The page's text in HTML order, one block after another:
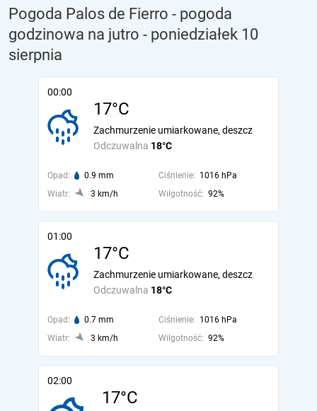
Pogoda Palos de Fierro - pogoda
godzinowa na jutro - poniedziałek 10
sierpnia
00:00
17°C
Odczuwalna 18°C
Zachmurzenie umiarkowane, deszcz
Opad: 0.9 mm Ciśnienie: 1016 hPa
Wiatr:
3 km/h Wilgotność: 92%
01:00
17°C
Odczuwalna 18°C
Zachmurzenie umiarkowane, deszcz
Opad: 0.7 mm Ciśnienie: 1016 hPa
Wiatr:
3 km/h Wilgotność: 92%
02:00
17°C